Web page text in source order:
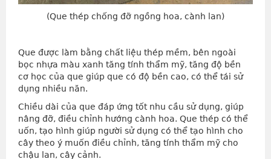
(Que thép chống đỡ ngồng hoa, cành lan)
Que được làm bằng chất liệu thép mềm, bên ngoài
bọc nhựa màu xanh tăng tính thẩm mỹ, tăng độ bền
cơ học của que giúp que có độ bền cao, có thể tái sử
dụng nhiều năn.
Chiều dài của que đáp ứng tốt nhu cầu sử dụng, giúp
nâng đỡ, điều chỉnh hướng cành hoa. Que thép có thể
uốn, tạo hình giúp người sử dụng có thể tạo hình cho
cây theo ý muốn điều chỉnh, tăng tính thẩm mỹ cho
chậu lan, cây cảnh.